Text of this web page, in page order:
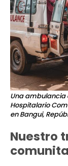
Una
Hospitalario
en Bangui,
Nuestro